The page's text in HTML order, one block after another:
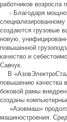
работников возросла
- Благодаря
специализированному
создаются грузовые
новую,
повышенной
качество и
Савчук.
В
повышению качества
боковой рамы
созданы
«Азовмаш»
машиностроения.